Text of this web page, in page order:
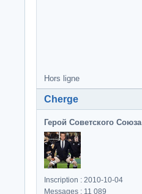
Hors ligne
Cherge
Герой Советского Союза
Inscription : 2010-10-04
Messages : 11 089